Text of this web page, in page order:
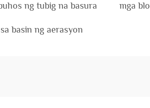
ng tubig na basura mga
basin ng aerasyon